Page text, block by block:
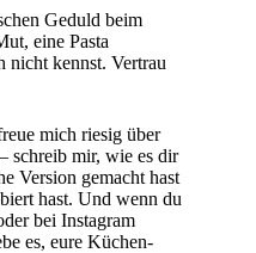
Geduld beim
eine Pasta
nicht kennst. Vertrau
mich riesig über
schreib mir, wie es dir
Version gemacht hast
hast. Und wenn du
bei Instagram
es, eure Küchen-